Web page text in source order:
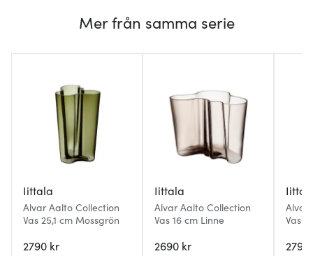
Mer från samma serie
Iittala
Alvar Aalto Collection
Vas 25,1 cm Mossgrön
2790 kr
Iittala
Alvar Aalto Collection
Vas 16 cm Linne
2690 kr
Alvar
Vas
2790